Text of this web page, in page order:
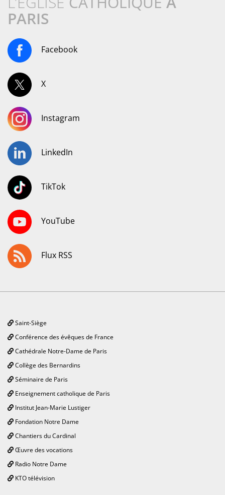
PARIS
Facebook
X
Instagram
LinkedIn
TikTok
YouTube
Flux RSS
Saint-Siège
Conférence des évêques de France
Cathédrale Notre-Dame de Paris
Collège des Bernardins
Séminaire de Paris
Enseignement catholique de Paris
Institut Jean-Marie Lustiger
Fondation Notre Dame
Chantiers du Cardinal
Œuvre des vocations
Radio Notre Dame
KTO télévision